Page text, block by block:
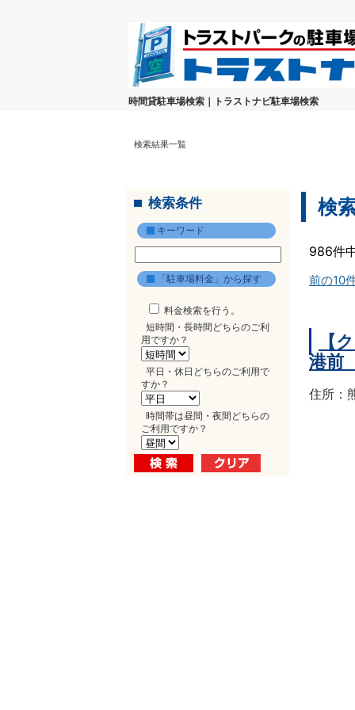
時間貸駐車場検索｜トラストナビ駐車場検索
検索結果一覧
検索条件
キーワード
「駐車場料金」から探す
料金検索を行う。
短時間・長時間どちらのご利
用ですか？
平日・休日どちらのご利用で
すか？
時間帯は昼間・夜間どちらの
ご利用ですか？
検
986件
前の10
【
港前
住所：